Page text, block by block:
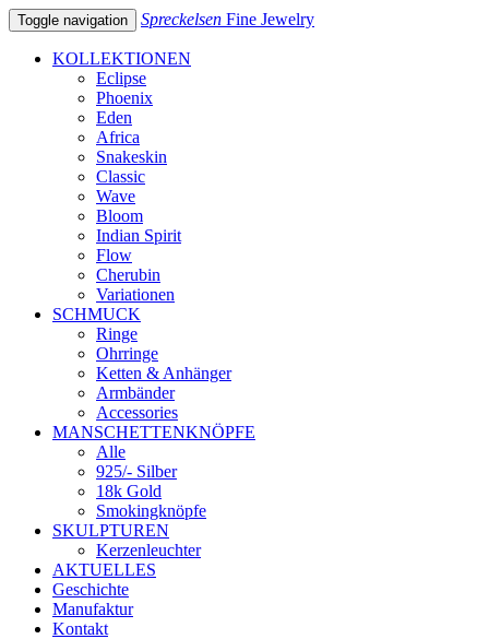
Toggle navigation Spreckelsen Fine Jewelry
KOLLEKTIONEN
Eclipse
Phoenix
Eden
Africa
Snakeskin
Classic
Wave
Bloom
Indian Spirit
Flow
Cherubin
Variationen
SCHMUCK
Ringe
Ohrringe
Ketten & Anhänger
Armbänder
Accessories
MANSCHETTENKNÖPFE
Alle
925/- Silber
18k Gold
Smokingknöpfe
SKULPTUREN
Kerzenleuchter
AKTUELLES
Geschichte
Manufaktur
Kontakt